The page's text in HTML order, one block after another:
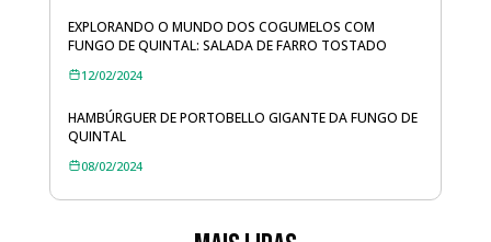
EXPLORANDO O MUNDO DOS COGUMELOS COM
FUNGO DE QUINTAL: SALADA DE FARRO TOSTADO
12/02/2024
HAMBÚRGUER DE PORTOBELLO GIGANTE DA FUNGO DE
QUINTAL
08/02/2024